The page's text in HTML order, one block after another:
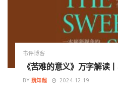
书评博客
《苦难的意义》万字解读
BY 魏知超 2024-12-19